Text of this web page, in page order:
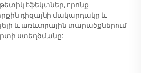
էֆեկտներ, որոնք
դիզայնի մակարդակը և
և առևտրային տարածքներում
ստեղծմանը: